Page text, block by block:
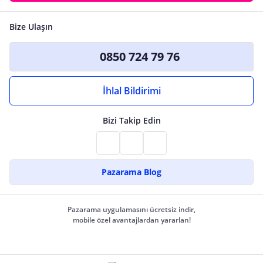
Bize Ulaşın
0850 724 79 76
İhlal Bildirimi
Bizi Takip Edin
Pazarama Blog
Pazarama uygulamasını ücretsiz indir,
mobile özel avantajlardan yararlan!